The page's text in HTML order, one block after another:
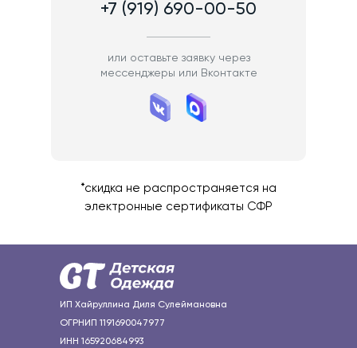
+7 (919) 690-00-50
или оставьте заявку через
мессенджеры или Вконтакте
*скидка не распространяется на
электронные сертификаты СФР
ИП Хайруллина Диля Сулеймановна
ОГРНИП 1191690047977
ИНН 165920684993